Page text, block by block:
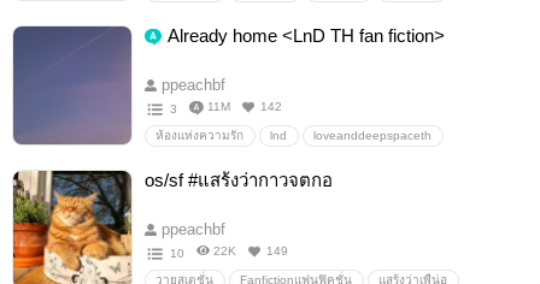
Already home <LnD TH fan fiction>
ppeachbf
3 11M 142
ห้องแห่งความรัก lnd loveanddeepspaceth
os/sf #แสร้งว่ากาวจตกอ
ppeachbf
10 22K 149
วายสเตชั่น Fanfictionแฟนฟิคชั่น แสร้งว่าเพืน่อ